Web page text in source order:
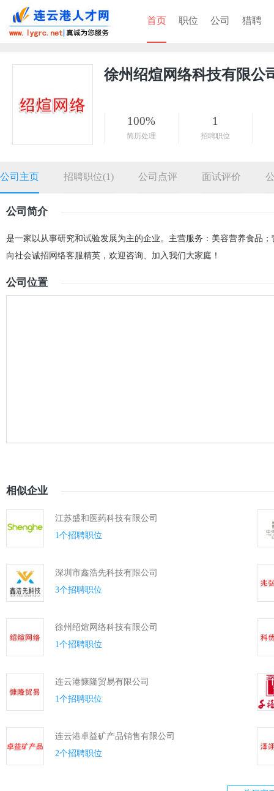
首页 职位 公司 猎聘
徐州绍煊网络科技有限公
100%
简历处理
1
招聘职位
公司主页 招聘职位(1) 公司点评 面试评价
公司简介
是一家以从事研究和试验发展为主的企业。主营服务：美容营养食品
向社会诚招网络客服精英，欢迎咨询、加入我们大家庭！
公司位置
相似企业
江苏盛和医药科技有限公司
1个招聘职位
深圳市鑫浩先科技有限公司
3个招聘职位
徐州绍煊网络科技有限公司
1个招聘职位
连云港慷隆贸易有限公司
1个招聘职位
连云港卓益矿产品销售有限公司
2个招聘职位